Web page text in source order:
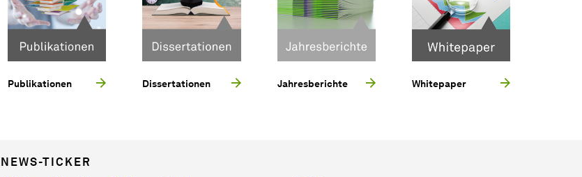
Publikationen Dissertationen Jahresberichte Whitepaper
NEWS-TICKER